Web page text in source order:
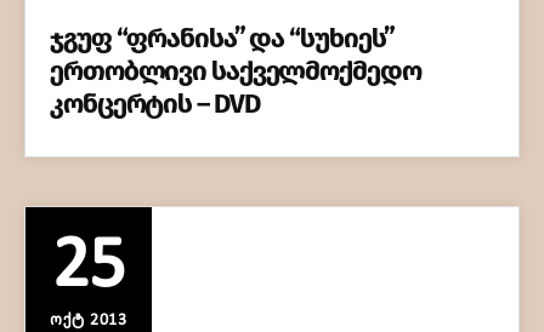
ჯგუფ “ფრანისა” და “სუხიეს”
ერთობლივი საქველმოქმედო
კონცერტის – DVD
25
ᲝᲥᲢ 2013